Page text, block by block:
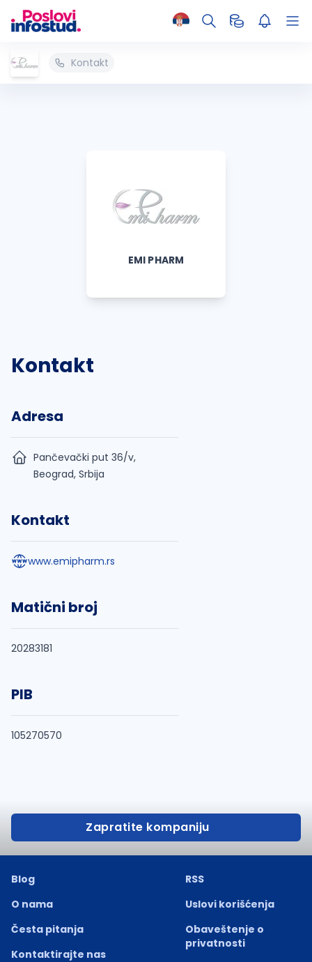
Kontakt
EMI PHARM
Kontakt
Adresa
Pančevački put 36/v,
Beograd, Srbija
Kontakt
www.emipharm.rs
Matični broj
20283181
PIB
105270570
Zapratite kompaniju
Blog
O nama
Česta pitanja
Kontaktirajte nas
RSS
Uslovi korišćenja
Obaveštenje o
privatnosti